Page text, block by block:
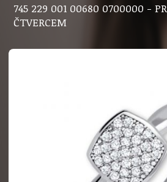
745 229 001 00680 0700000 -
ČTVERCEM